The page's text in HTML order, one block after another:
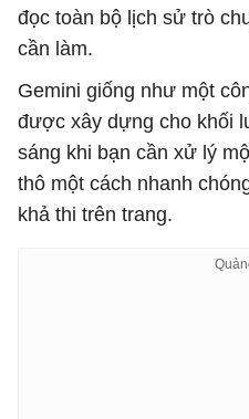
đọc toàn bộ lịch sử trò
cần làm.
Gemini giống như một
được xây dựng cho khối
sáng khi bạn cần xử lý
thô một cách nhanh
khả thi trên trang.